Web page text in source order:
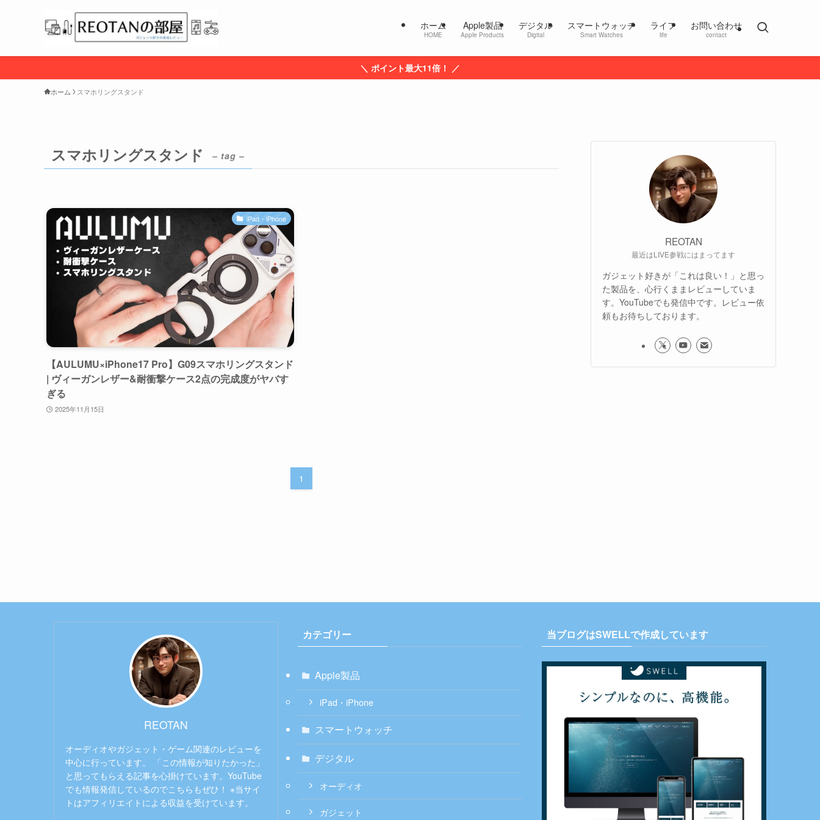
ホーム
HOME
Apple製品
Apple Products
デジタル
Digital
スマートウォッチ
Smart Watches
ライフ
life
お問い合わせ
contact
＼ ポイント最大11倍！ ／
ホーム スマホリングスタンド
スマホリングスタンド – tag –
iPad・iPhone
【AULUMU×iPhone17 Pro】G09スマホリングスタンド
| ヴィーガンレザー&耐衝撃ケース2点の完成度がヤバす
ぎる
2025年11月15日
1
REOTAN
最近はLIVE参戦にはまってます
ガジェット好きが「これは良い！」と思っ
た製品を、心行くままレビューしていま
す。YouTubeでも発信中です。レビュー依
頼もお待ちしております。
REOTAN
オーディオやガジェット・ゲーム関連のレビューを
中心に行っています。 「この情報が知りたかった」
と思ってもらえる記事を心掛けています。YouTube
でも情報発信しているのでこちらもぜひ！ ※当サイ
トはアフィリエイトによる収益を受けています。
カテゴリー
Apple製品
iPad・iPhone
スマートウォッチ
デジタル
オーディオ
ガジェット
当ブログはSWELLで作成しています